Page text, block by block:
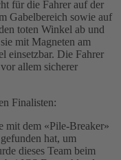
für die Fahrer auf der
Gabelbereich sowie auf
toten Winkel ab und
mit Magneten am
einsetzbar. Die Fahrer
allem sicherer
Finalisten:
mit dem «Pile-Breaker»
hat, um
dieses Team beim